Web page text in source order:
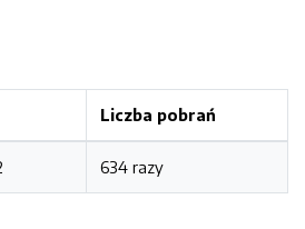
Liczba pobrań
634 razy